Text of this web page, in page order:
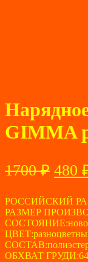
GIMMA
1700₽
1700
480
РОССИЙСКИЙ
РАЗМЕР
ОБХВАТ ГРУДИ:64